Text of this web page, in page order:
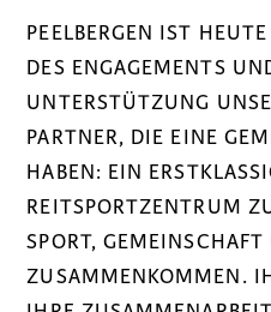
PEELBERGEN IST
DES ENGAGEMENTS
UNTERSTÜTZUNG
PARTNER, DIE EINE
HABEN: EIN
REITSPORTZENTRUM
SPORT,
ZUSAMMENKOMMEN.